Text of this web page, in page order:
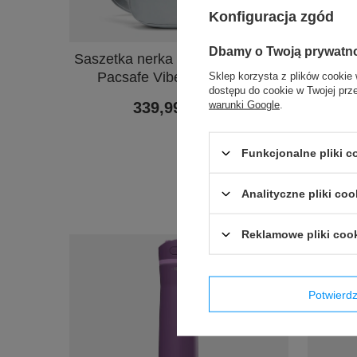
Saszetka nerka antykradzieżowa
Pacsafe Vibe 100 - Szara
339,99 zł szt.
Kubek
przed
Konfiguracja zgód
Dbamy o Twoją
Sklep korzysta z plików cookie
dostępu do cookie w Twojej
warunki Google
Funkcjonalne pliki
Analityczne pliki
Reklamowe pliki